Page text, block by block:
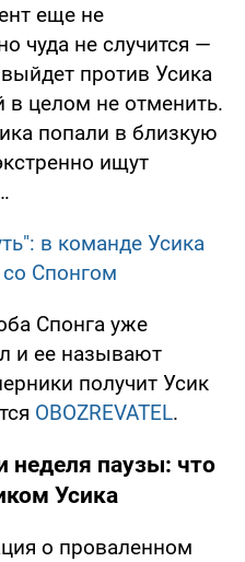
еще не
чуда не случится —
против Усика
в целом не отменить.
попали в близкую
ищут
в команде Усика
со Спонгом
Спонга уже
и ее называют
получит Усик
OBOZREVATEL.
неделя паузы: что
Усика
о проваленном